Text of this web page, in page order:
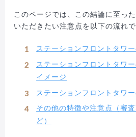
このページでは、この結論に至っ
いただきたい注意点を以下の流れ
ステーションフロントタワ
ステーションフロントタワ
イメージ
ステーションフロントタワ
その他の特徴や注意点（審
ど）